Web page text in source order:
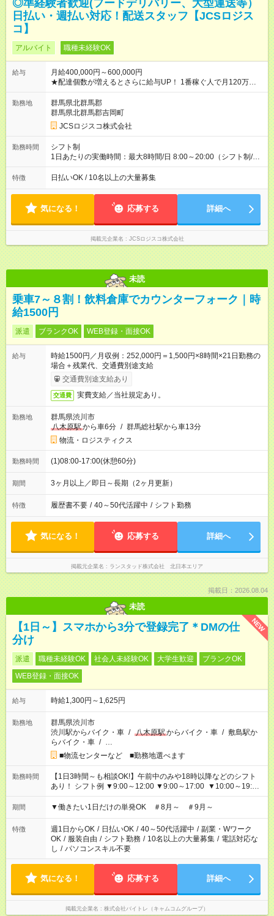
◎準経験者歓迎(フードデリバリー、大型運送等）
日払い・週払い対応！配送スタッフ【JCSロジス
コ】
アルバイト 職種未経験OK
給与
月給400,000円～600,000円
★配達個数が増えるとさらに給与UP！ 1番稼ぐ人で月120万ほ
ど！ ・主要都市エリア 月収55万円／週5日稼働 月収65万~112
万円／週6日稼働 ・地方郊外エリア 月収40万円／週5日稼働 月
収40万円~50万円／週6日稼働 ＜モデルイメージ＞ ■月収50万
円 (27歳男性/江東区在住)※元建築関係 1日150個配達×25日勤務
(日休み) ■月収80万円(43歳男性/墨田区在住)※元営業 1日200個
勤務地
群馬県北群馬郡
群馬県北群馬郡吉岡町
JCSロジスコ株式会社
勤務時間
シフト制
1日あたりの実働時間：最大8時間/日 8:00～20:00（シフト制/実
働8時間） ※週5日勤務（場所次第では週4も有り） ※配達状況に
よって時間外での勤務可能性有り ※案件により多少の前後あり
特徴 日払いOK / 10名以上の大量募集
気になる！ 応募する 詳細へ
掲載元企業名 JCSロジスコ株式会社
未読
乗車7～８割！飲料倉庫でカウンターフォーク｜時
給1500円
派遣 ブランクOK WEB登録・面接OK
給与
時給1500円／月収例：252,000円＝1,500円×8時間×21日勤務の
場合＋残業代、交通費別途支給
交通費別途支給あり
交通費 実費支給／当社規定あり。
勤務地
群馬県渋川市
八木原駅から車6分 / 群馬総社駅から車13分
物流・ロジスティクス
勤務時間 (1)08:00-17:00(休憩60分)
期間 3ヶ月以上／即日～長期（2ヶ月更新）
特徴 履歴書不要 / 40～50代活躍中 / シフト勤務
気になる！ 応募する 詳細へ
掲載元企業名 ランスタッド株式会社 北日本エリア
掲載日：2026.08.04
未読
NEW
【1日～】スマホから3分で登録完了＊DMの仕
分け
派遣 職種未経験OK 社会人未経験OK 大学生歓迎
ブランクOK
WEB登録・面接OK
給与 時給1,300円～1,625円
勤務地
群馬県渋川市
渋川駅からバイク・車 / 八木原駅からバイク・車 / 敷島駅か
らバイク・車 / …
■物流センターなど ■勤務地選べます
勤務時間
【1日3時間～も相談OK!】午前中のみや18時以降などのシフト
あり！ シフト例 ▼9:00～12:00 ▼9:00～17:00 ▼10:00～19:00
▼18:00～21:00
期間 ▼働きたい1日だけの単発OK ＃8月～ ＃9月～
特徴 週1日からOK / 日払いOK / 40～50代活躍中 / 副業・Wワーク
OK / 服装自由 / シフト勤務 / 10名以上の大量募集 / 電話対応な
し / パソコンスキル不要
気になる！ 応募する 詳細へ
掲載元企業名 株式会社バイトレ（キャムコムグループ）